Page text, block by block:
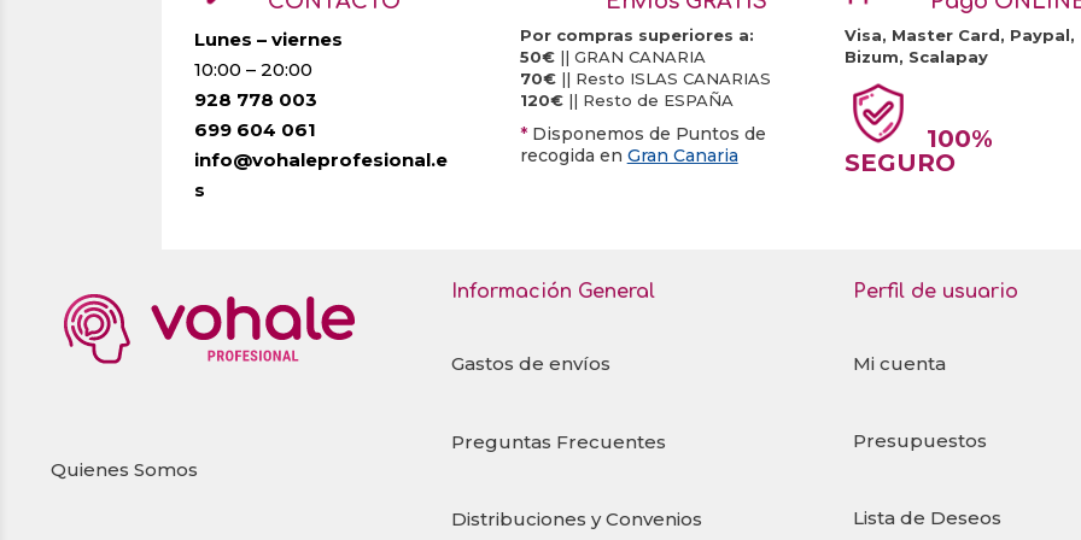
Lunes – viernes
10:00 – 20:00
928 778 003
699 604 061
info@vohaleprofesional.e
s
Por compras superiores a:
50€|| GRAN CANARIA
70€|| Resto ISLAS CANARIAS
120€|| Resto de ESPAÑA
* Disponemos de Puntos de
recogida en Gran Canaria
Visa, Master Card, Paypal,
Bizum, Scalapay
100%
SEGURO
Quienes Somos
Información General
Gastos de envíos
Preguntas Frecuentes
Distribuciones y Convenios
Perfil de usuario
Mi cuenta
Presupuestos
Lista de Deseos